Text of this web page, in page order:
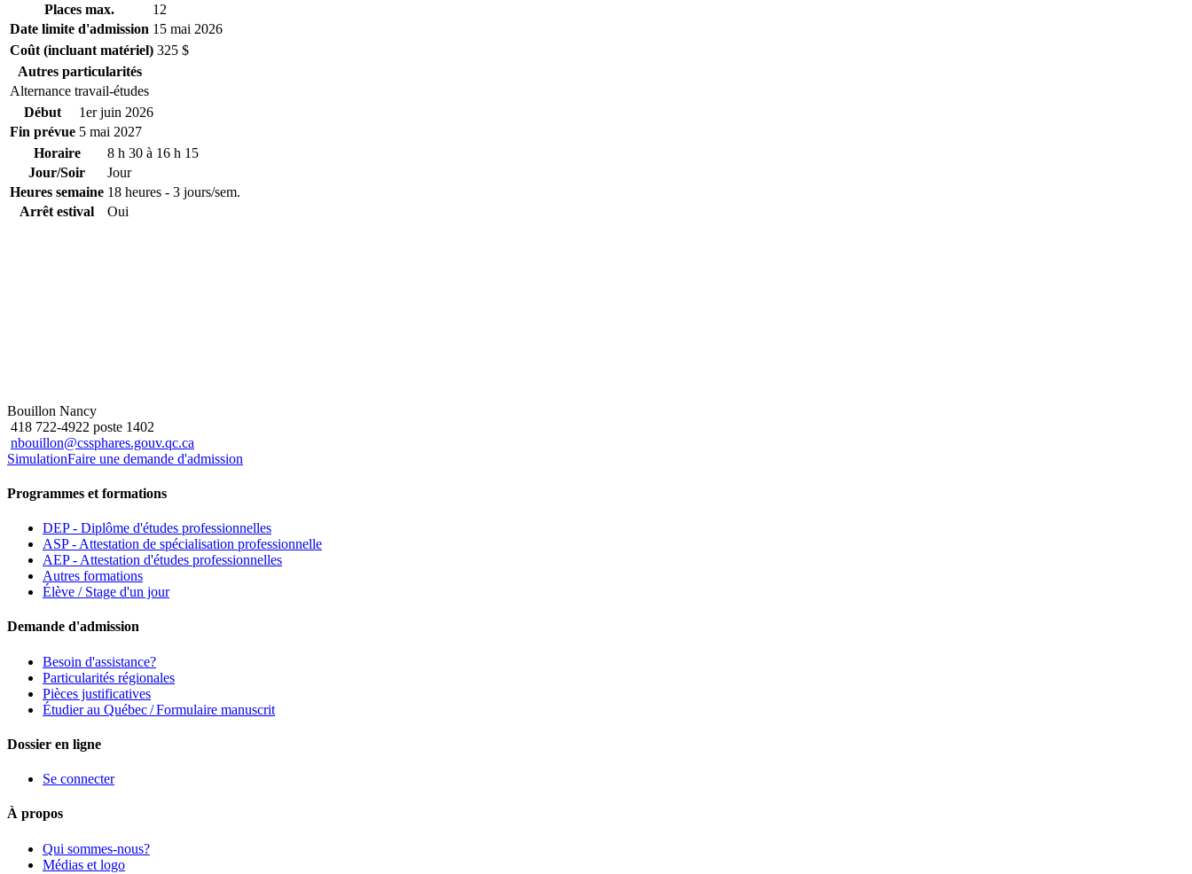
Places max.
12
Date limite d'admission 15 mai 2026
Coût (incluant matériel) 325 $
Autres particularités
Alternance travail-études
Début
1erjuin 2026
Fin prévue 5 mai 2027
Horaire
8 h 30 à 16 h 15
Jour/Soir
Jour
Heures semaine 18 heures - 3 jours/sem.
Arrêt estival
Oui
Bouillon Nancy
418 722-4922 poste 1402
nbouillon@cssphares.gouv.qc.ca
SimulationFaire une demande d'admission
Programmes et formations
DEP - Diplôme d'études professionnelles
ASP - Attestation de spécialisation professionnelle
AEP - Attestation d'études professionnelles
Autres formations
Élève / Stage d'un jour
Demande d'admission
Besoin d'assistance?
Particularités régionales
Pièces justificatives
Étudier au Québec / Formulaire manuscrit
Dossier en ligne
Se connecter
À propos
Qui sommes-nous?
Médias et logo